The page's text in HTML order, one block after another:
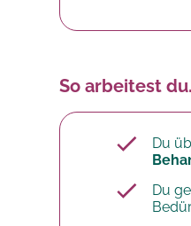
So arbeitest
Du
Du